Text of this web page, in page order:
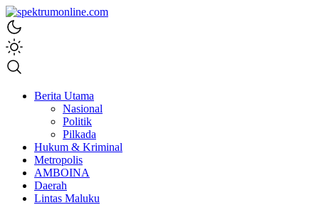
spektrumonline.com
Berita Utama
Nasional
Politik
Pilkada
Hukum & Kriminal
Metropolis
AMBOINA
Daerah
Lintas Maluku